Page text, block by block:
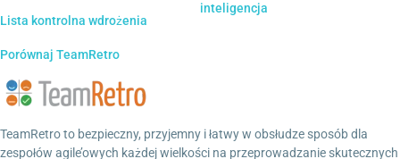
Lista kontrolna wdrożenia
Porównaj TeamRetro
inteligencja
TeamRetro to bezpieczny, przyjemny i łatwy w obsłudze sposób dla
zespołów agile’owych każdej wielkości na przeprowadzanie skutecznych